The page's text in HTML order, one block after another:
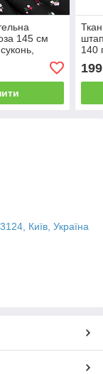
145 см
140
199
Київ, Україна